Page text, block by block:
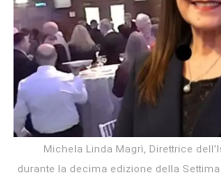
Michela Linda Magrì, Direttrice
durante la decima edizione della